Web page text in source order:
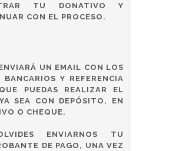
TU DONATIVO Y
CON EL PROCESO.
UN EMAIL CON LOS
BANCARIOS Y REFERENCIA
PUEDAS REALIZAR EL
SEA CON DEPÓSITO, EN
O CHEQUE.
ENVIARNOS TU
DE PAGO, UNA VEZ